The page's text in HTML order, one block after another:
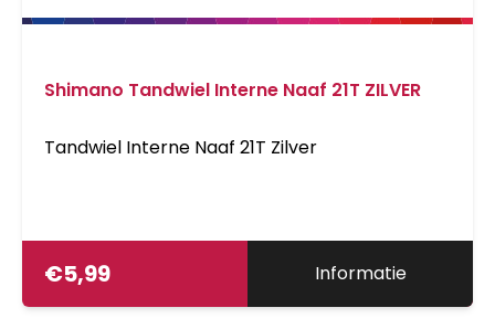
Shimano Tandwiel Interne Naaf 21T ZILVER
Tandwiel Interne Naaf 21T Zilver
€5,99 Informatie